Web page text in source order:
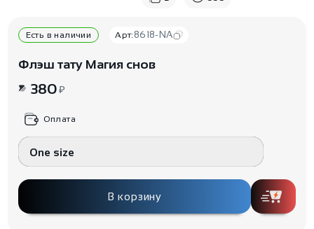
Есть в наличии Арт: 8618-NA
Флэш тату Магия снов
380₽
Оплата
One size
В корзину